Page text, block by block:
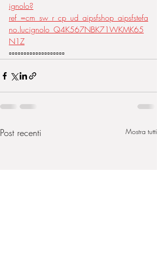
ignolo?
ref_=cm_sw_r_cp_ud_aipsfshop_aipsfstefa
no.lucignolo_Q4K567NBK71WKMK65
N1Z
▫️▫️▫️▫️▫️▫️▫️▫️▫️▫️▫️▫️▫️▫️▫️▫️▫️▫️▫️
Post recenti Mostra tutti